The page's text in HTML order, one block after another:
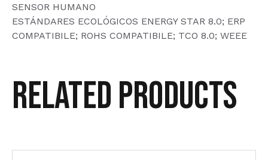
SENSOR HUMANO
ESTÁNDARES ECOLÓGICOS ENERGY STAR 8.0; ERP
COMPATIBILE; ROHS COMPATIBILE; TCO 8.0; WEEE
Related products